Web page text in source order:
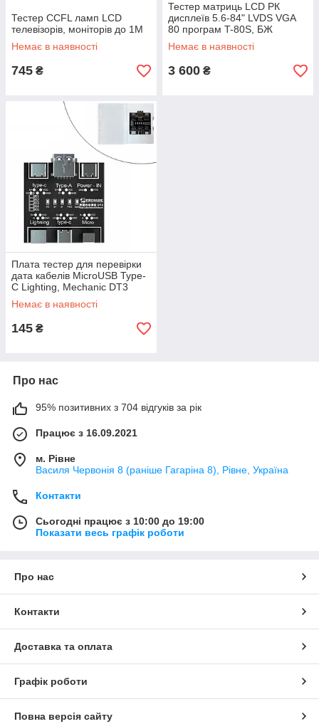
Тестер CCFL ламп LCD
телевізорів, моніторів до 1M
Немає в наявності
745 ₴
Тестер матриць LCD РК
дисплеїв 5.6-84" LVDS VGA
80 програм T-80S, БЖ
Немає в наявності
3 600 ₴
Плата тестер для перевірки
дата кабелів MicroUSB Type-
C Lighting, Mechanic DT3
Немає в наявності
145 ₴
Про нас
95% позитивних з 704 відгуків за рік
Працює з 16.09.2021
м. Рівне
Василя Червонія 8 (раніше Гагаріна 8), Рівне, Україна
Контакти
Сьогодні працює з 10:00 до 19:00
Показати весь графік роботи
Про нас
Контакти
Доставка та оплата
Графік роботи
Повна версія сайту